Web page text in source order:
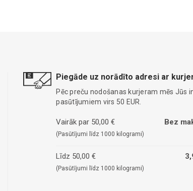
Piegāde uz norādīto adresi ar
Pēc preču nodošanas kurjeram mēs Jūs
pasūtījumiem virs 50 EUR.
Vairāk par 50,00 €
(Pasūtījumi līdz 1000 kilogrami)
Bez
Līdz 50,00 €
(Pasūtījumi līdz 1000 kilogrami)